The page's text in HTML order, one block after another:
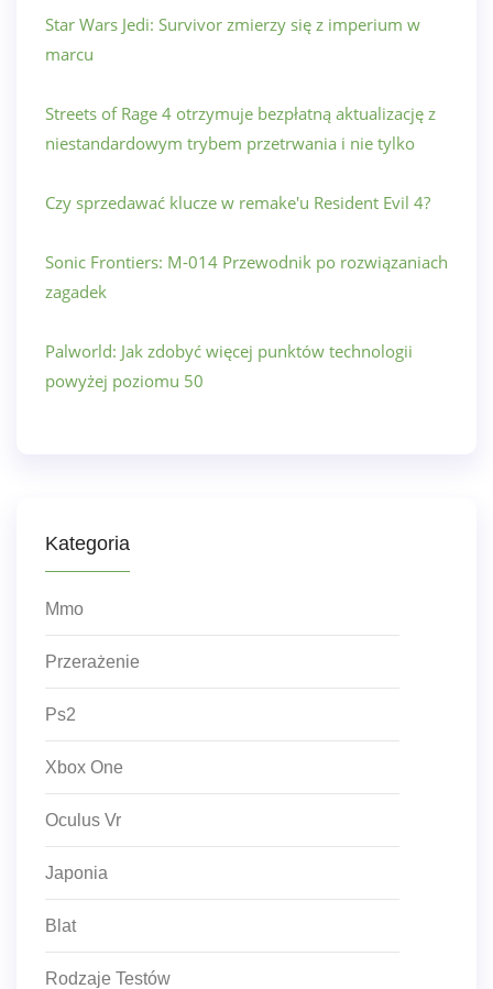
Star Wars Jedi: Survivor zmierzy się z imperium w
marcu
Streets of Rage 4 otrzymuje bezpłatną aktualizację z
niestandardowym trybem przetrwania i nie tylko
Czy sprzedawać klucze w remake'u Resident Evil 4?
Sonic Frontiers: M-014 Przewodnik po rozwiązaniach
zagadek
Palworld: Jak zdobyć więcej punktów technologii
powyżej poziomu 50
Kategoria
Mmo
Przerażenie
Ps2
Xbox One
Oculus Vr
Japonia
Blat
Rodzaje Testów